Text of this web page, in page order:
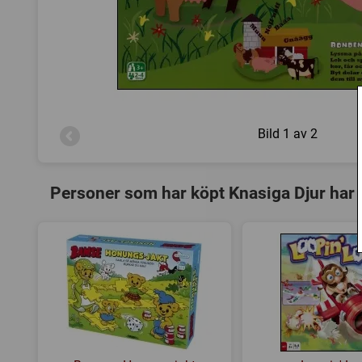
Bild 1 av 2
Personer som har köpt Knasiga Djur har